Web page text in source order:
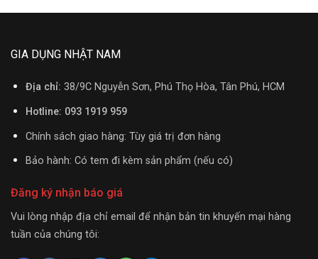
GIA DỤNG NHẬT NAM
Địa chỉ: 38/9C Nguyễn Sơn, Phú Thọ Hòa, Tân Phú, HCM
Hotline: 093 1919 959
Chính sách giao hàng: Tùy giá trị đơn hàng
Bảo hành: Có tem đi kèm sản phẩm (nếu có)
Đăng ký nhận báo giá
Vui lòng nhập địa chỉ email để nhận bản tin khuyến mại hàng
tuần của chúng tôi: